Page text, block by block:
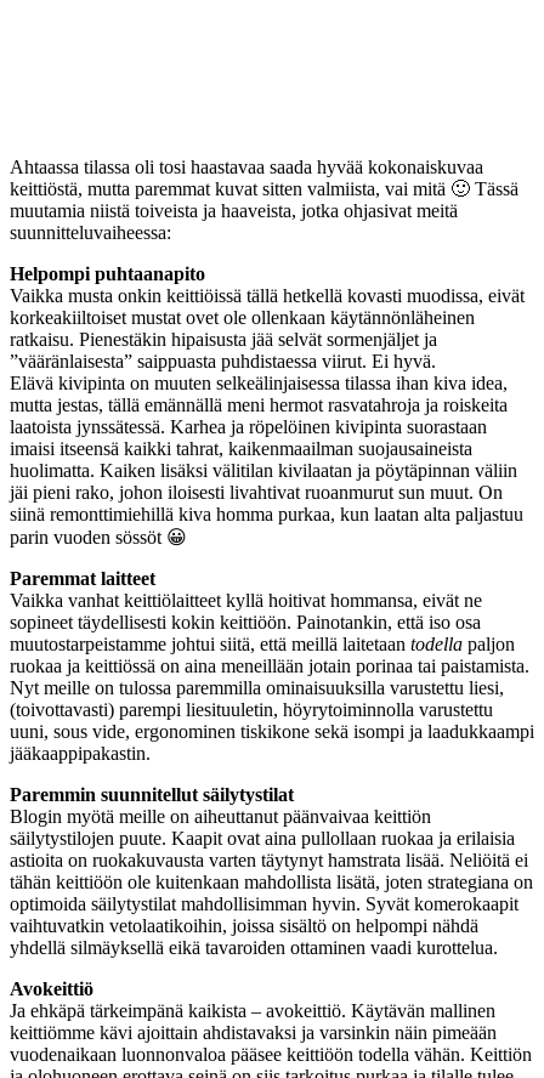
Ahtaassa tilassa oli tosi haastavaa saada hyvää kokonaiskuvaa
keittiöstä, mutta paremmat kuvat sitten valmiista, vai mitä 🙂 Tässä
muutamia niistä toiveista ja haaveista, jotka ohjasivat meitä
suunnitteluvaiheessa:
Helpompi puhtaanapito
Vaikka musta onkin keittiöissä tällä hetkellä kovasti muodissa, eivät
korkeakiiltoiset mustat ovet ole ollenkaan käytännönläheinen
ratkaisu. Pienestäkin hipaisusta jää selvät sormenjäljet ja
”vääränlaisesta” saippuasta puhdistaessa viirut. Ei hyvä.
Elävä kivipinta on muuten selkeälinjaisessa tilassa ihan kiva idea,
mutta jestas, tällä emännällä meni hermot rasvatahroja ja roiskeita
laatoista jynssätessä. Karhea ja röpelöinen kivipinta suorastaan
imaisi itseensä kaikki tahrat, kaikenmaailman suojausaineista
huolimatta. Kaiken lisäksi välitilan kivilaatan ja pöytäpinnan väliin
jäi pieni rako, johon iloisesti livahtivat ruoanmurut sun muut. On
siinä remonttimiehillä kiva homma purkaa, kun laatan alta paljastuu
parin vuoden sössöt 😀
Paremmat laitteet
Vaikka vanhat keittiölaitteet kyllä hoitivat hommansa, eivät ne
sopineet täydellisesti kokin keittiöön. Painotankin, että iso osa
muutostarpeistamme johtui siitä, että meillä laitetaan todella paljon
ruokaa ja keittiössä on aina meneillään jotain porinaa tai paistamista.
Nyt meille on tulossa paremmilla ominaisuuksilla varustettu liesi,
(toivottavasti) parempi liesituuletin, höyrytoiminnolla varustettu
uuni, sous vide, ergonominen tiskikone sekä isompi ja laadukkaampi
jääkaappipakastin.
Paremmin suunnitellut säilytystilat
Blogin myötä meille on aiheuttanut päänvaivaa keittiön
säilytystilojen puute. Kaapit ovat aina pullollaan ruokaa ja erilaisia
astioita on ruokakuvausta varten täytynyt hamstrata lisää. Neliöitä ei
tähän keittiöön ole kuitenkaan mahdollista lisätä, joten strategiana on
optimoida säilytystilat mahdollisimman hyvin. Syvät komerokaapit
vaihtuvatkin vetolaatikoihin, joissa sisältö on helpompi nähdä
yhdellä silmäyksellä eikä tavaroiden ottaminen vaadi kurottelua.
Avokeittiö
Ja ehkäpä tärkeimpänä kaikista – avokeittiö. Käytävän mallinen
keittiömme kävi ajoittain ahdistavaksi ja varsinkin näin pimeään
vuodenaikaan luonnonvaloa pääsee keittiöön todella vähän. Keittiön